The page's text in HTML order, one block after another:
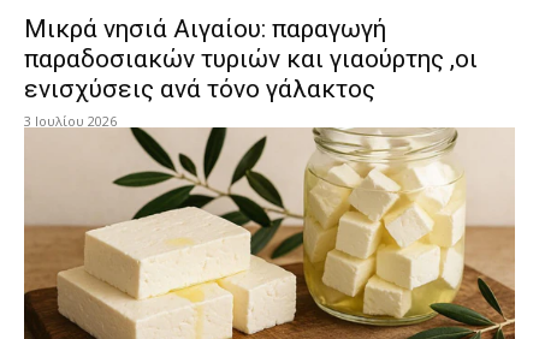
Μικρά νησιά Αιγαίου: παραγωγή
παραδοσιακών τυριών και γιαούρτης ,οι
ενισχύσεις ανά τόνο γάλακτος
3 Ιουλίου 2026